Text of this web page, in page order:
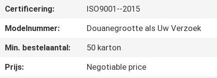
KWALITEITSCONTROLE
CONTACTEER
ONS
Certificering:
ISO9001--2015
Modelnummer:
Douanegrootte als Uw Verzoek
Min. bestelaantal:
50 karton
Prijs:
Negotiable price